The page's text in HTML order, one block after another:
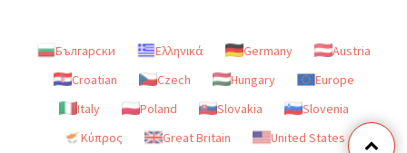
Български Ελληνικά Germany
Austria
Croatian
Czech Hungary
Europe
Italy
Poland Slovakia
Slovenia
Κύπρος
Great Britain United States